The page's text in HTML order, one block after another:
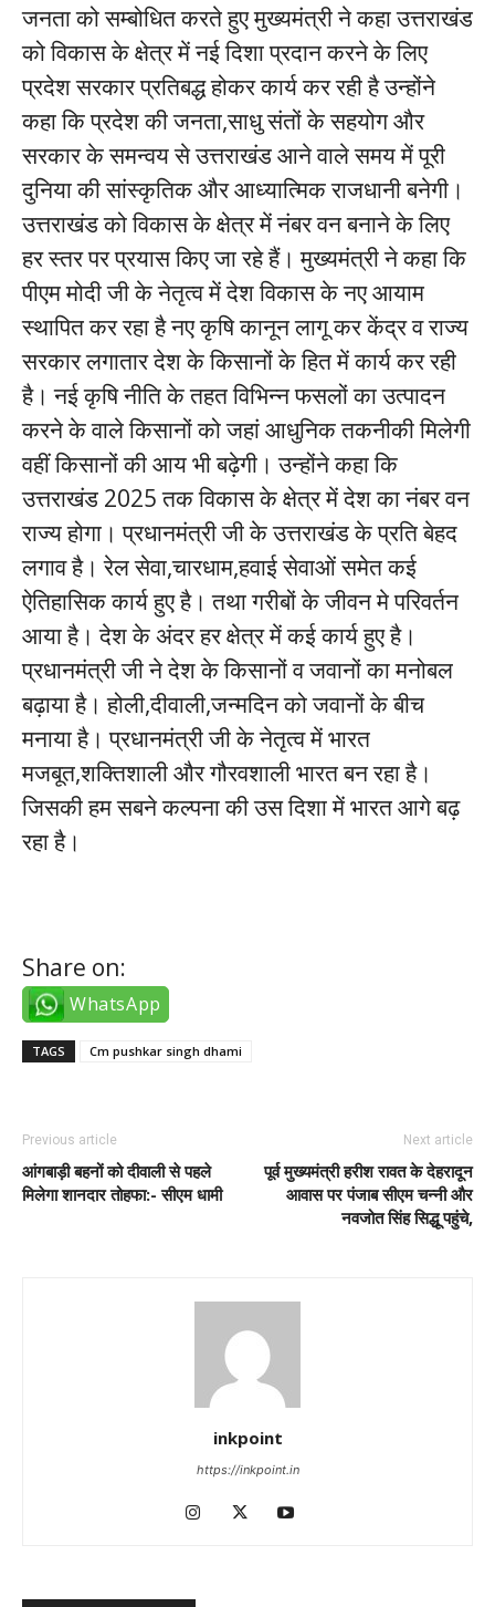
जनता को सम्बोधित करते हुए मुख्यमंत्री ने कहा उत्तराखंड
को विकास के क्षेत्र में नई दिशा प्रदान करने के लिए
प्रदेश सरकार प्रतिबद्ध होकर कार्य कर रही है उन्होंने
कहा कि प्रदेश की जनता,साधु संतों के सहयोग और
सरकार के समन्वय से उत्तराखंड आने वाले समय में पूरी
दुनिया की सांस्कृतिक और आध्यात्मिक राजधानी बनेगी।
उत्तराखंड को विकास के क्षेत्र में नंबर वन बनाने के लिए
हर स्तर पर प्रयास किए जा रहे हैं। मुख्यमंत्री ने कहा कि
पीएम मोदी जी के नेतृत्व में देश विकास के नए आयाम
स्थापित कर रहा है नए कृषि कानून लागू कर केंद्र व राज्य
सरकार लगातार देश के किसानों के हित में कार्य कर रही
है। नई कृषि नीति के तहत विभिन्न फसलों का उत्पादन
करने के वाले किसानों को जहां आधुनिक तकनीकी मिलेगी
वहीं किसानों की आय भी बढ़ेगी। उन्होंने कहा कि
उत्तराखंड 2025 तक विकास के क्षेत्र में देश का नंबर वन
राज्य होगा। प्रधानमंत्री जी के उत्तराखंड के प्रति बेहद
लगाव है। रेल सेवा,चारधाम,हवाई सेवाओं समेत कई
ऐतिहासिक कार्य हुए है। तथा गरीबों के जीवन मे परिवर्तन
आया है। देश के अंदर हर क्षेत्र में कई कार्य हुए है।
प्रधानमंत्री जी ने देश के किसानों व जवानों का मनोबल
बढ़ाया है। होली,दीवाली,जन्मदिन को जवानों के बीच
मनाया है। प्रधानमंत्री जी के नेतृत्व में भारत
मजबूत,शक्तिशाली और गौरवशाली भारत बन रहा है।
जिसकी हम सबने कल्पना की उस दिशा में भारत आगे बढ़
रहा है।
Share on:
WhatsApp
TAGS Cm pushkar singh dhami
Previous article
आंगबाड़ी बहनों को दीवाली से पहले
मिलेगा शानदार तोहफा:- सीएम धामी
Next article
पूर्व मुख्यमंत्री हरीश रावत के देहरादून
आवास पर पंजाब सीएम चन्नी और
नवजोत सिंह सिद्धू पहुंचे,
inkpoint
https://inkpoint.in